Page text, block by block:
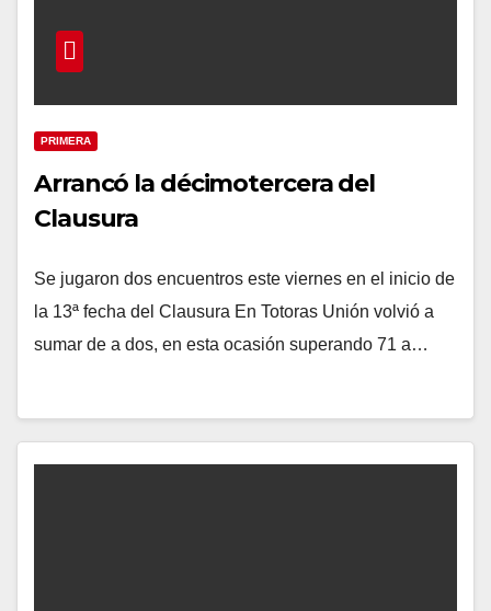
PRIMERA
Arrancó la décimotercera del
Clausura
Se jugaron dos encuentros este viernes en el inicio de
la 13ª fecha del Clausura En Totoras Unión volvió a
sumar de a dos, en esta ocasión superando 71 a…